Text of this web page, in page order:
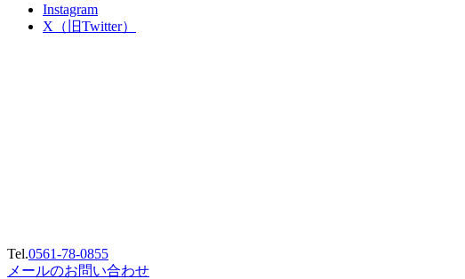
Instagram
X（旧Twitter）
Tel.0561-78-0855
メールのお問い合わせ